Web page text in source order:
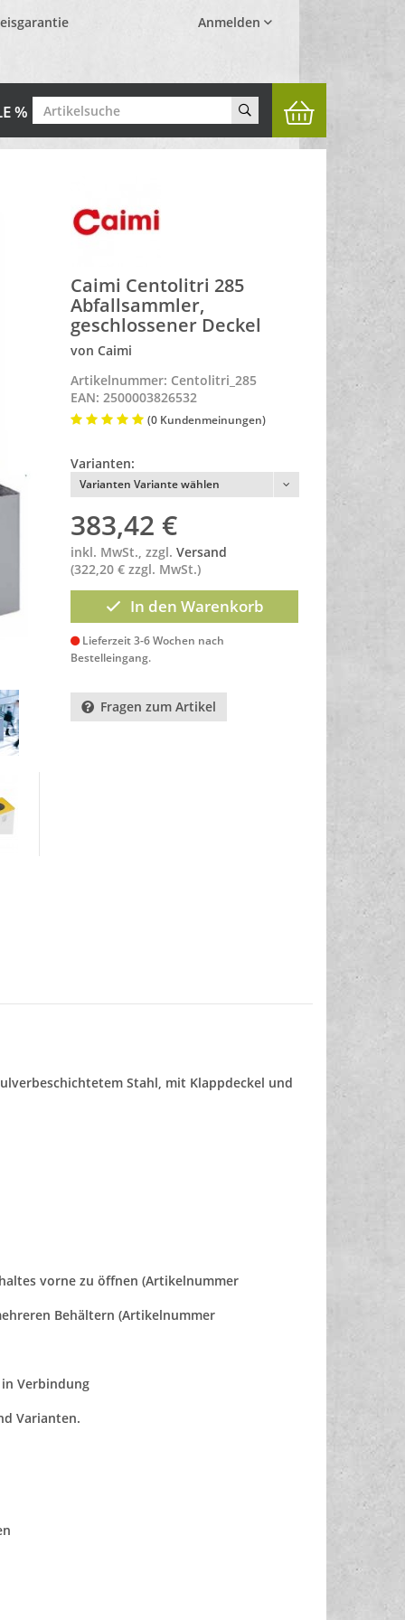
Anmelden
%
Caimi Centolitri 285
Abfallsammler,
geschlossener Deckel
von Caimi
Artikelnummer: Centolitri_285
EAN: 2500003826532
(0 Kundenmeinungen)
Varianten:
Varianten Variante wählen
383,42 €
inkl. MwSt., zzgl.Versand
(322,20 € zzgl. MwSt.)
In den Warenkorb
Lieferzeit 3-6 Wochen nach
Bestelleingang.
Fragen zum Artikel
Stahl, mit Klappdeckel und
vorne zu öffnen (Artikelnummer
Behältern (Artikelnummer
Verbindung
Varianten.